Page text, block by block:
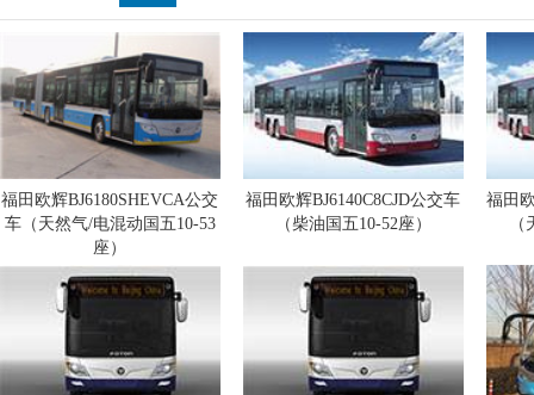
福田欧辉BJ6180SHEVCA公交
车（天然气/电混动国五10-53
座）
福田欧辉BJ6140C8CJD公交车
（柴油国五10-52座）
福田